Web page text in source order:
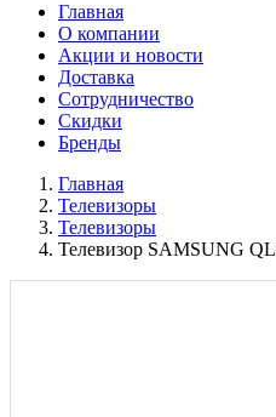
Главная
О компании
Акции и новости
Доставка
Сотрудничество
Скидки
Бренды
Главная
Телевизоры
Телевизоры
Телевизор SAMSUNG